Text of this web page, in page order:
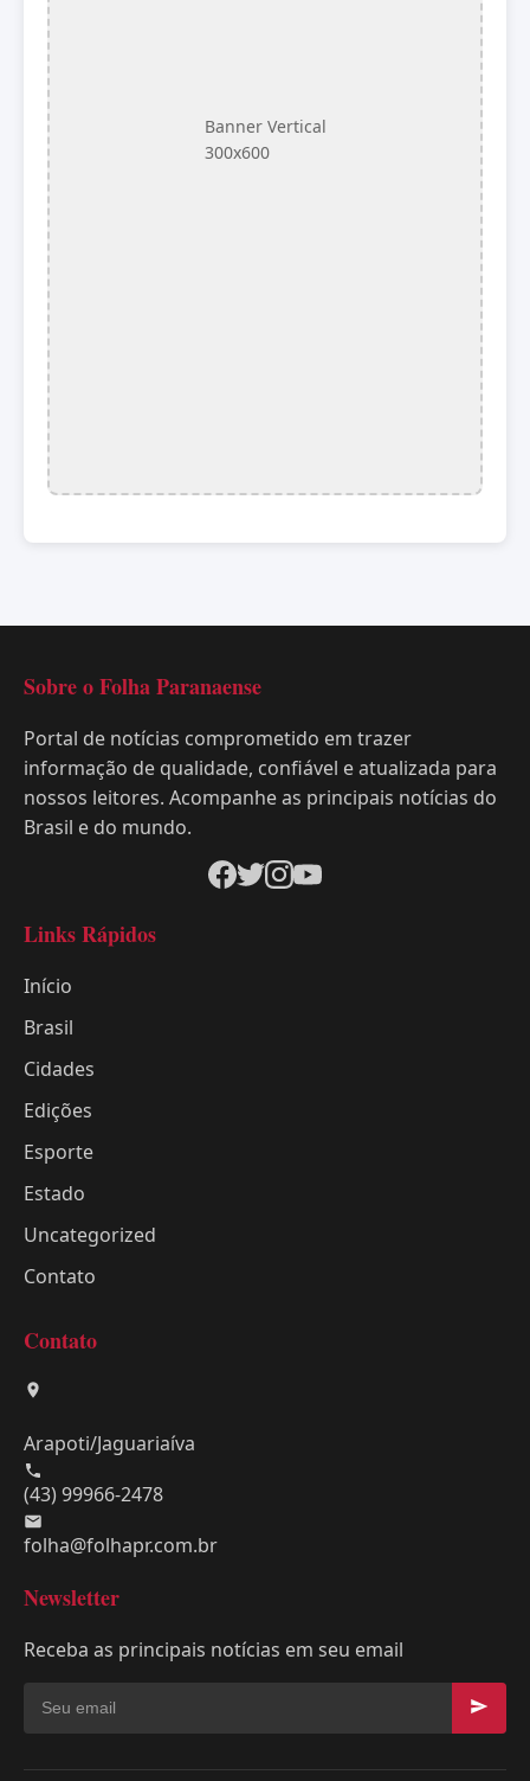
Banner Vertical
300x600
Sobre o Folha Paranaense
Portal de notícias comprometido em trazer
informação de qualidade, confiável e atualizada para
nossos leitores. Acompanhe as principais notícias do
Brasil e do mundo.
Links Rápidos
Início
Brasil
Cidades
Edições
Esporte
Estado
Uncategorized
Contato
Contato
Arapoti/Jaguariaíva
(43) 99966-2478
folha@folhapr.com.br
Newsletter
Receba as principais notícias em seu email